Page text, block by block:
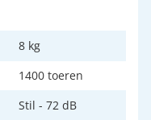
8 kg
1400 toeren
Stil - 72 dB